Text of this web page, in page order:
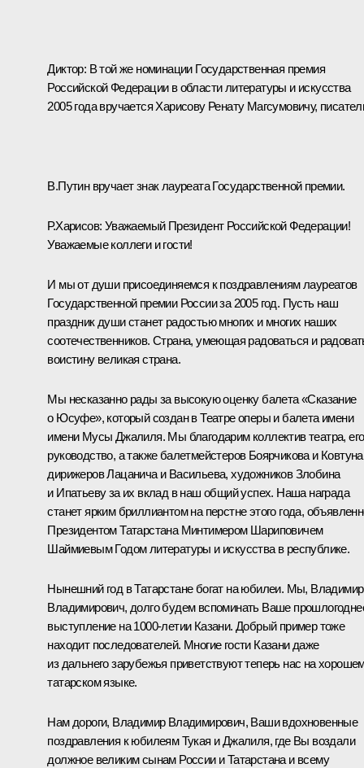
Диктор: В той же номинации Государственная премия
Российской Федерации в области литературы и искусства
2005 года вручается Харисову Ренату Магсумовичу,
В.Путин вручает знак лауреата Государственной премии.
Р.Харисов: Уважаемый Президент Российской Федерации!
Уважаемые коллеги и гости!
И мы от души присоединяемся к поздравлениям лауреатов
Государственной премии России за 2005 год. Пусть наш
праздник души станет радостью многих и многих наших
соотечественников. Страна, умеющая радоваться и
воистину великая страна.
Мы несказанно рады за высокую оценку балета «Сказание
о Юсуфе», который создан в Театре оперы и балета имени
имени Мусы Джалиля. Мы благодарим коллектив театра, его
руководство, а также балетмейстеров Боярчикова и
дирижеров Лацанича и Васильева, художников Злобина
и Ипатьеву за их вклад в наш общий успех. Наша награда
станет ярким бриллиантом на перстне этого года,
Президентом Татарстана Минтимером Шариповичем
Шаймиевым Годом литературы и искусства в республике.
Нынешний год в Татарстане богат на юбилеи. Мы, Владимир
Владимирович, долго будем вспоминать Ваше
выступление на 1000-летии Казани. Добрый пример тоже
находит последователей. Многие гости Казани даже
из дальнего зарубежья приветствуют теперь нас на
татарском языке.
Нам дороги, Владимир Владимирович, Ваши вдохновенные
поздравления к юбилеям Тукая и Джалиля, где Вы воздали
должное великим сынам России и Татарстана и всему